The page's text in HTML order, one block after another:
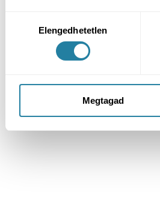
kiválasztásaElengedhetetlen
Megtagad